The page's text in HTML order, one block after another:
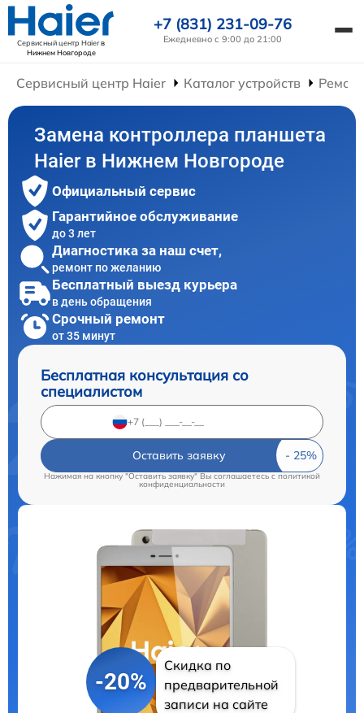
Сервисный центр Haierв
Нижнем Новгороде
+7 (831) 231-09-76
Ежедневно с 9:00 до 21:00
Сервисный центр Haier Каталог устройств
Замена контроллера планшета
Haier в Нижнем Новгороде
Официальный сервис
Гарантийное обслуживание
до 3 лет
Диагностика за наш счет,
ремонт по желанию
Бесплатный выезд курьера
в день обращения
Срочный ремонт
от 35 минут
Бесплатная консультация со
специалистом
Оставить заявку
Нажимая на кнопку "Оставить заявку" Вы соглашаетесь cполитикой
конфиденциальности
-20%
Скидка по
предварительной
записи на сайте